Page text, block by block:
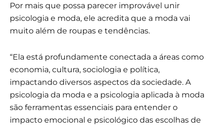
Por mais que possa parecer improvável unir
psicologia e moda, ele acredita que a moda vai
muito além de roupas e tendências.
“Ela está profundamente conectada a áreas como
economia, cultura, sociologia e política,
impactando diversos aspectos da sociedade. A
psicologia da moda e a psicologia aplicada à moda
são ferramentas essenciais para entender o
impacto emocional e psicológico das escolhas de